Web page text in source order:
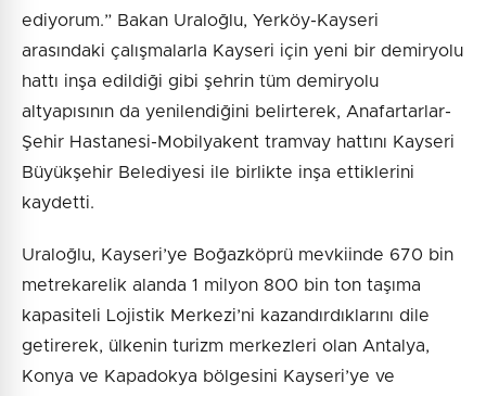
ediyorum.” Bakan Uraloğlu, Yerköy-Kayseri
arasındaki çalışmalarla Kayseri için yeni bir demiryolu
hattı inşa edildiği gibi şehrin tüm demiryolu
altyapısının da yenilendiğini belirterek, Anafartarlar-
Şehir Hastanesi-Mobilyakent tramvay hattını Kayseri
Büyükşehir Belediyesi ile birlikte inşa ettiklerini
kaydetti.
Uraloğlu, Kayseri’ye Boğazköprü mevkiinde 670 bin
metrekarelik alanda 1 milyon 800 bin ton taşıma
kapasiteli Lojistik Merkezi’ni kazandırdıklarını dile
getirerek, ülkenin turizm merkezleri olan Antalya,
Konya ve Kapadokya bölgesini Kayseri’ye ve